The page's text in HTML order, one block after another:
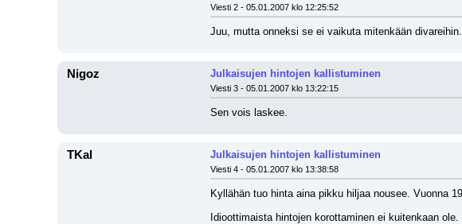
Viesti 2 - 05.01.2007 klo 12:25:52
Juu, mutta onneksi se ei vaikuta mitenkään
Nigoz Julkaisujen hintojen kallistuminen
Viesti 3 - 05.01.2007 klo 13:22:15
Sen vois laskee.
TKal Julkaisujen hintojen kallistuminen
Viesti 4 - 05.01.2007 klo 13:38:58
Kyllähän tuo hinta aina pikku hiljaa nousee. Vuonna
Idioottimaista hintojen korottaminen ei kuitenkaan